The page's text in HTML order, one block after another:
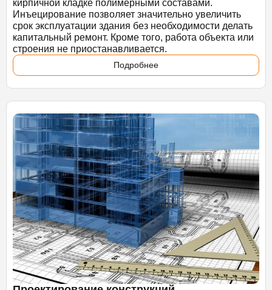
кирпичной кладке полимерными составами.
Инъецирование позволяет значительно увеличить
срок эксплуатации здания без необходимости делать
капитальный ремонт. Кроме того, работа объекта или
строения не приостанавливается.
Подробнее